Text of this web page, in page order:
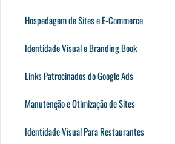
Hospedagem de Sites e E-Commerce
Identidade Visual e Branding Book
Links Patrocinados do Google Ads
Manutenção e Otimização de Sites
Identidade Visual Para Restaurantes